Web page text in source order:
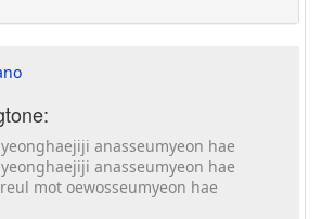
anasseumyeon hae
anasseumyeon hae
mot oewosseumyeon hae